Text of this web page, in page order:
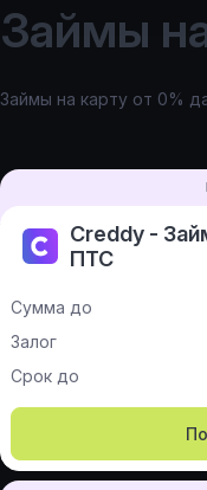
Займы
Займы на карту от 0%
Creddy -
ПТС
Сумма до
Залог
Срок до